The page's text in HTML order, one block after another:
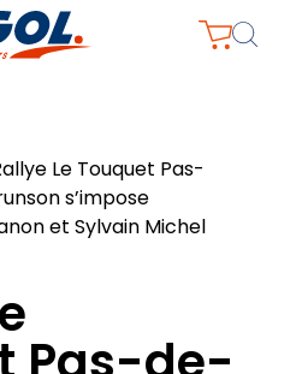
Le Touquet Pas-
s’impose
et Sylvain Michel